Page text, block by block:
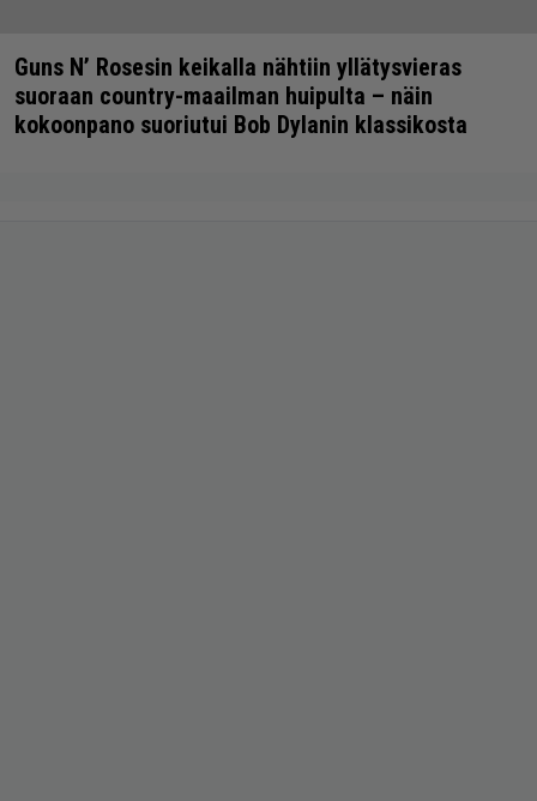
Guns N’ Rosesin keikalla nähtiin yllätysvieras
suoraan country-maailman huipulta – näin
kokoonpano suoriutui Bob Dylanin klassikosta